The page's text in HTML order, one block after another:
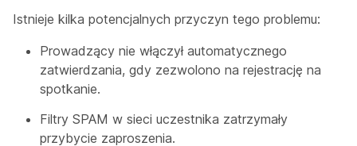
Istnieje kilka potencjalnych przyczyn tego problemu:
Prowadzący nie włączył automatycznego
zatwierdzania, gdy zezwolono na rejestrację na
spotkanie.
Filtry SPAM w sieci uczestnika zatrzymały
przybycie zaproszenia.